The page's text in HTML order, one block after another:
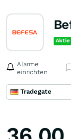
Aktie
Alarme
einrichten
Tradegate